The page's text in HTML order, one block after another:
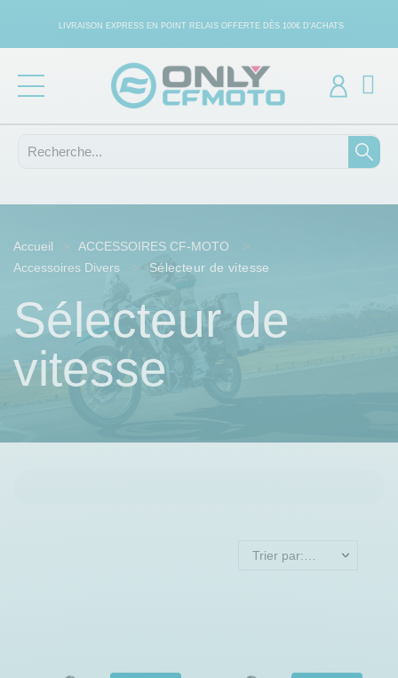
LIVRAISON EXPRESS EN POINT RELAIS OFFERTE DÈS 100€ D'ACHATS
Accueil
ACCESSOIRES CF-MOTO
Accessoires Divers
Sélecteur de vitesse
Sélecteur de
vitesse